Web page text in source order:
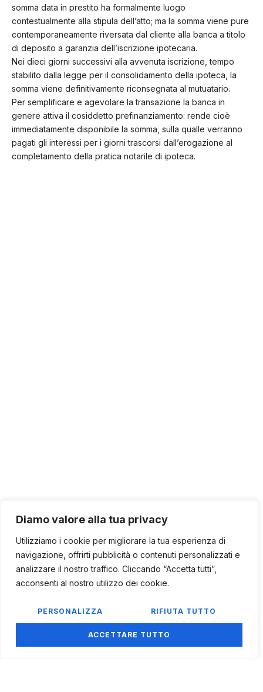
Diamo valore alla tua privacy
Utilizziamo i cookie per migliorare la tua esperienza di
navigazione, offrirti pubblicità o contenuti personalizzati e
analizzare il nostro traffico. Cliccando “Accetta tutti”,
acconsenti al nostro utilizzo dei cookie.
PERSONALIZZA RIFIUTA TUTTO
ACCETTARE TUTTO
somma data in prestito ha formalmente luogo
contestualmente alla stipula dell’atto; ma la somma viene pure
contemporaneamente riversata dal cliente alla banca a titolo
di deposito a garanzia dell’iscrizione ipotecaria.
Nei dieci giorni successivi alla avvenuta iscrizione, tempo
stabilito dalla legge per il consolidamento della ipoteca, la
somma viene definitivamente riconsegnata al mutuatario.
Per semplificare e agevolare la transazione la banca in
genere attiva il cosiddetto prefinanziamento: rende cioè
immediatamente disponibile la somma, sulla qualle verranno
pagati gli interessi per i giorni trascorsi dall’erogazione al
completamento della pratica notarile di ipoteca.